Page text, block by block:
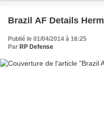
Brazil AF Details
Publié le 01/04/2014 à 16:25
Par RP Defense